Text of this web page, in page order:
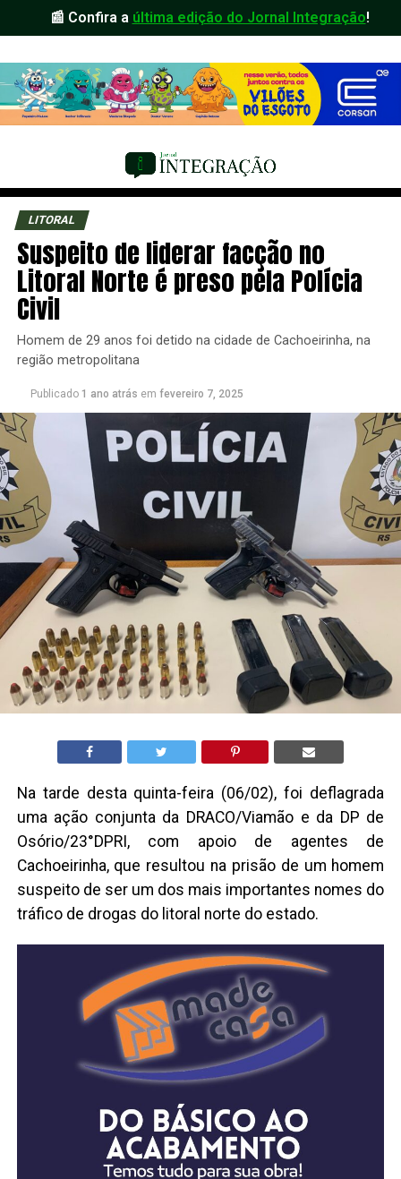
📰 Confira a última edição do Jornal Integração!
LITORAL
Suspeito de liderar facção no
Litoral Norte é preso pela Polícia
Civil
Homem de 29 anos foi detido na cidade de Cachoeirinha, na
região metropolitana
Publicado 1 ano atrás em fevereiro 7, 2025
Na tarde desta quinta-feira (06/02), foi deflagrada
uma ação conjunta da DRACO/Viamão e da DP de
Osório/23°DPRI, com apoio de agentes de
Cachoeirinha, que resultou na prisão de um homem
suspeito de ser um dos mais importantes nomes do
tráfico de drogas do litoral norte do estado.